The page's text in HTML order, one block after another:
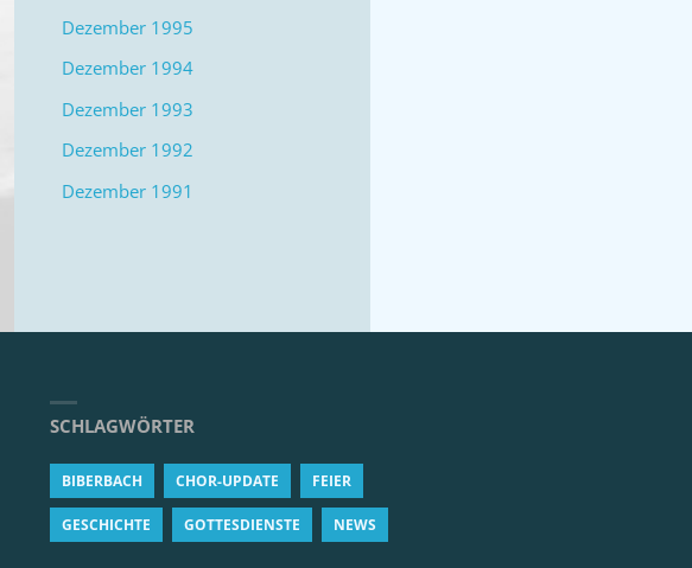
Dezember 1995
Dezember 1994
Dezember 1993
Dezember 1992
Dezember 1991
SCHLAGWÖRTER
BIBERBACH CHOR-UPDATE FEIER
GESCHICHTE GOTTESDIENSTE NEWS